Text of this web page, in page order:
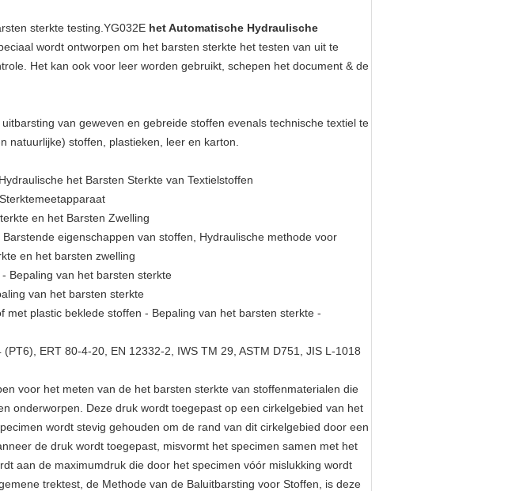
sterkte testing.YG032E het Automatische Hydraulische
wordt ontworpen om het barsten sterkte het testen van uit te
Het kan ook voor leer worden gebruikt, schepen het document & de
van geweven en gebreide stoffen evenals technische textiel te
natuurlijke) stoffen, plastieken, leer en karton.
het Barsten Sterkte van Textielstoffen
en het Barsten Zwelling
eigenschappen van stoffen, Hydraulische methode voor
en het barsten zwelling
Bepaling van het barsten sterkte
van het barsten sterkte
met plastic beklede stoffen - Bepaling van het barsten sterkte -
ERT 80-4-20, EN 12332-2, IWS TM 29, ASTM D751, JIS L-1018
voor het meten van de het barsten sterkte van stoffenmaterialen die
onderworpen. Deze druk wordt toegepast op een cirkelgebied van het
wordt stevig gehouden om de rand van dit cirkelgebied door een
de druk wordt toegepast, misvormt het specimen samen met het
aan de maximumdruk die door het specimen vóór mislukking wordt
trektest, de Methode van de Baluitbarsting voor Stoffen, is deze